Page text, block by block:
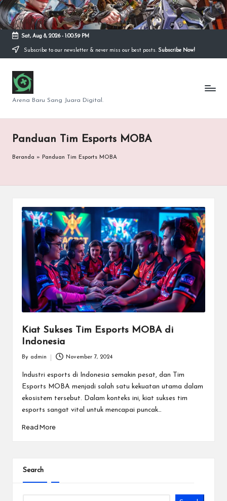
Skip
content
Sat, Aug 8, 2026- 1:01:00 PM
Subscribe to our newsletter & never miss our best posts. Subscribe Now!
S
e
p
u
t
r
G
m
E
rt
ai
Arena Baru Sang Juara Digital.
Panduan Tim Esports MOBA
Beranda » Panduan Tim Esports MOBA
Kiat Sukses Tim Esports MOBA di
Indonesia
by
By admin November 7, 2024
Industri esports di Indonesia semakin pesat, dan Tim
Esports MOBA menjadi salah satu kekuatan utama dalam
ekosistem tersebut. Dalam konteks ini, kiat sukses tim
esports sangat vital untuk mencapai puncak…
Read More
Search